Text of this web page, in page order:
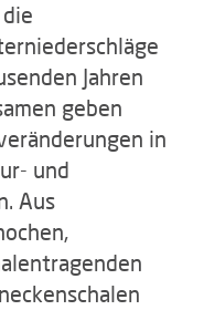
Jahren
geben
in
und
Aus